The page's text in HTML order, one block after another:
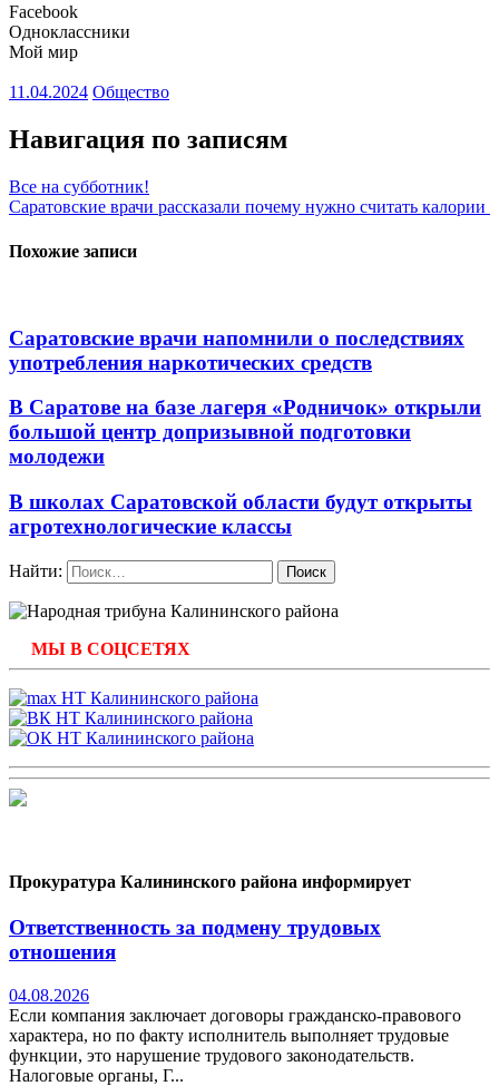
Facebook
Одноклассники
Мой мир
11.04.2024 Общество
Навигация по записям
Все на субботник!
Саратовские врачи рассказали почему нужно считать калории
Похожие записи
Саратовские врачи напомнили о последствиях
употребления наркотических средств
В Саратове на базе лагеря «Родничок» открыли
большой центр допризывной подготовки
молодежи
В школах Саратовской области будут открыты
агротехнологические классы
Найти:
МЫ В СОЦСЕТЯХ
Прокуратура Калининского района информирует
Ответственность за подмену трудовых
отношения
04.08.2026
Если компания заключает договоры гражданско-правового
характера, но по факту исполнитель выполняет трудовые
функции, это нарушение трудового законодательств.
Налоговые органы, Г...